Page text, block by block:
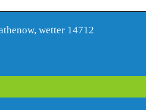
wetter 14712